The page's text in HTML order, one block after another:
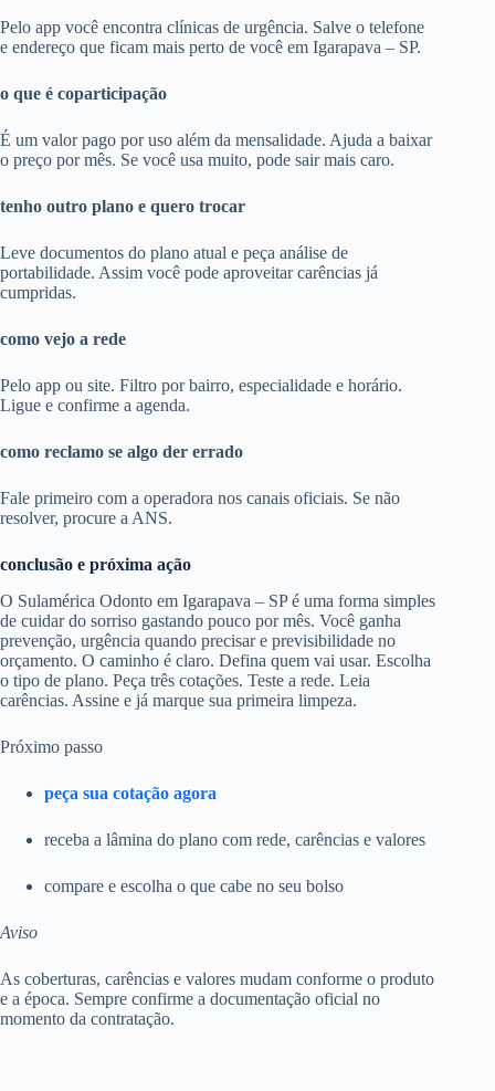
Pelo app você encontra clínicas de urgência. Salve o telefone
e endereço que ficam mais perto de você em Igarapava – SP.
o que é coparticipação
É um valor pago por uso além da mensalidade. Ajuda a baixar
o preço por mês. Se você usa muito, pode sair mais caro.
tenho outro plano e quero trocar
Leve documentos do plano atual e peça análise de
portabilidade. Assim você pode aproveitar carências já
cumpridas.
como vejo a rede
Pelo app ou site. Filtro por bairro, especialidade e horário.
Ligue e confirme a agenda.
como reclamo se algo der errado
Fale primeiro com a operadora nos canais oficiais. Se não
resolver, procure a ANS.
conclusão e próxima ação
O Sulamérica Odonto em Igarapava – SP é uma forma simples
de cuidar do sorriso gastando pouco por mês. Você ganha
prevenção, urgência quando precisar e previsibilidade no
orçamento. O caminho é claro. Defina quem vai usar. Escolha
o tipo de plano. Peça três cotações. Teste a rede. Leia
carências. Assine e já marque sua primeira limpeza.
Próximo passo
peça sua cotação agora
receba a lâmina do plano com rede, carências e valores
compare e escolha o que cabe no seu bolso
Aviso
As coberturas, carências e valores mudam conforme o produto
e a época. Sempre confirme a documentação oficial no
momento da contratação.